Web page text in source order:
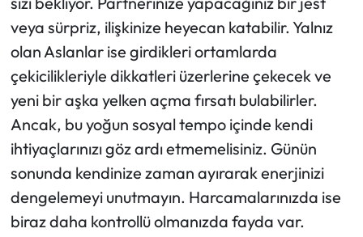
veya sürpriz, ilişkinize heyecan katabilir. Yalnız
olan Aslanlar ise girdikleri ortamlarda
çekicilikleriyle dikkatleri üzerlerine çekecek ve
yeni bir aşka yelken açma fırsatı bulabilirler.
Ancak, bu yoğun sosyal tempo içinde kendi
ihtiyaçlarınızı göz ardı etmemelisiniz. Günün
sonunda kendinize zaman ayırarak enerjinizi
dengelemeyi unutmayın. Harcamalarınızda ise
biraz daha kontrollü olmanızda fayda var.